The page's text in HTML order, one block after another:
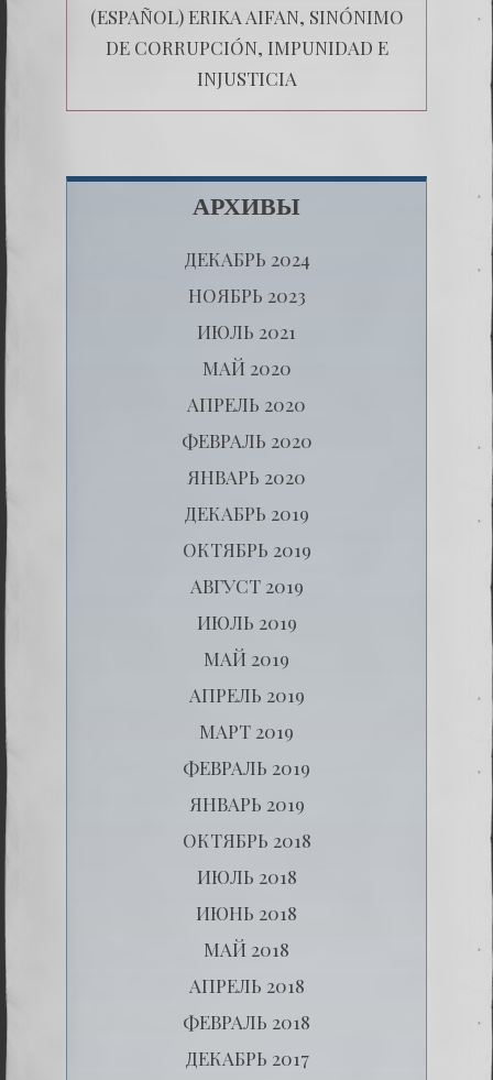
(ESPAÑOL) ERIKA AIFAN, SINÓNIMO
DE CORRUPCIÓN, IMPUNIDAD E
INJUSTICIA
АРХИВЫ
ДЕКАБРЬ 2024
НОЯБРЬ 2023
ИЮЛЬ 2021
МАЙ 2020
АПРЕЛЬ 2020
ФЕВРАЛЬ 2020
ЯНВАРЬ 2020
ДЕКАБРЬ 2019
ОКТЯБРЬ 2019
АВГУСТ 2019
ИЮЛЬ 2019
МАЙ 2019
АПРЕЛЬ 2019
МАРТ 2019
ФЕВРАЛЬ 2019
ЯНВАРЬ 2019
ОКТЯБРЬ 2018
ИЮЛЬ 2018
ИЮНЬ 2018
МАЙ 2018
АПРЕЛЬ 2018
ФЕВРАЛЬ 2018
ДЕКАБРЬ 2017